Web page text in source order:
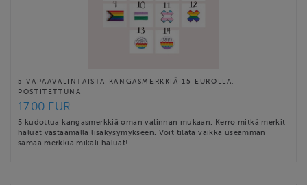
5 VAPAAVALINTAISTA KANGASMERKKIÄ 15 EUROLLA,
POSTITETTUNA
17.00 EUR
5 kudottua kangasmerkkiä oman valinnan mukaan. Kerro mitkä merkit
haluat vastaamalla lisäkysymykseen. Voit tilata vaikka useamman
samaa merkkiä mikäli haluat! …